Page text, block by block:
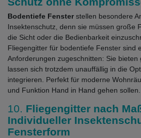
Bodentiefe Fenster stellen besondere
Insektenschutz, denn sie müssen große
die Sicht oder die Bedienbarkeit
Fliegengitter für bodentiefe Fenster sind
Anforderungen zugeschnitten: Sie
lassen sich trotzdem unauffällig in die
integrieren. Perfekt für moderne
und Funktion Hand in Hand gehen sollen.
10. Fliegengitter nach
Individueller
Fensterform